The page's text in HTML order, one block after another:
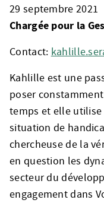
29 septembre 2021
Chargée pour la
Contact:
Kahlille est une
poser
temps et elle utilise
situation de
chercheuse de la
en question les
secteur du
engagement dans